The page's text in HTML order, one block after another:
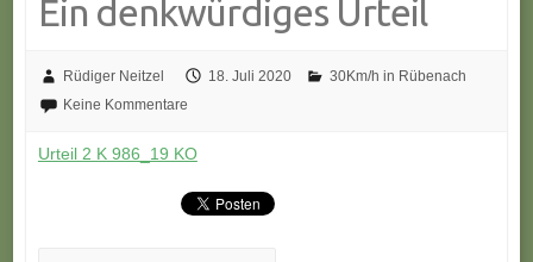
Ein denkwürdiges Urteil
Rüdiger Neitzel 18. Juli 2020
30Km/h in Rübenach
Keine Kommentare
Urteil 2 K 986_19 KO